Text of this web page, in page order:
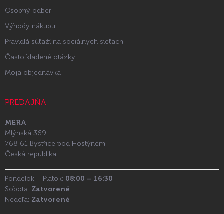
Osobný odber
Výhody nákupu
Pravidlá súťaží na sociálnych sieťach
Často kladené otázky
Moja objednávka
PREDAJŇA
MERA
Mlýnská 369
768 61 Bystřice pod Hostýnem
Česká republika
Pondelok – Piatok: 08:00 – 16:30
Sobota: Zatvorené
Nedeľa: Zatvorené